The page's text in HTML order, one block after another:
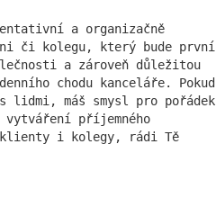
a organizačně
či kolegu, který bude první
a zároveň důležitou
chodu kanceláře. Pokud
lidmi, máš smysl pro pořádek
příjemného
i kolegy, rádi Tě